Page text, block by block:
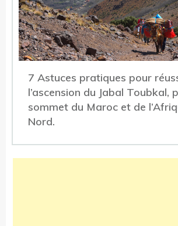
7 Astuces pratiques pour
l’ascension du Jabal Toubkal,
sommet du Maroc et de
Nord.